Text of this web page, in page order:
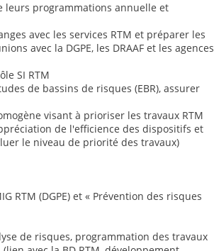
leurs programmations annuelle et
avec les services RTM et préparer les
avec la DGPE, les DRAAF et les agences
SI RTM
de bassins de risques (EBR), assurer
visant à prioriser les travaux RTM
de l'efficience des dispositifs et
le niveau de priorité des travaux)
RTM (DGPE) et « Prévention des risques
de risques, programmation des travaux